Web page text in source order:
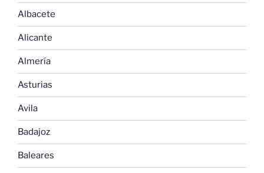
Albacete
Alicante
Almería
Asturias
Avila
Badajoz
Baleares